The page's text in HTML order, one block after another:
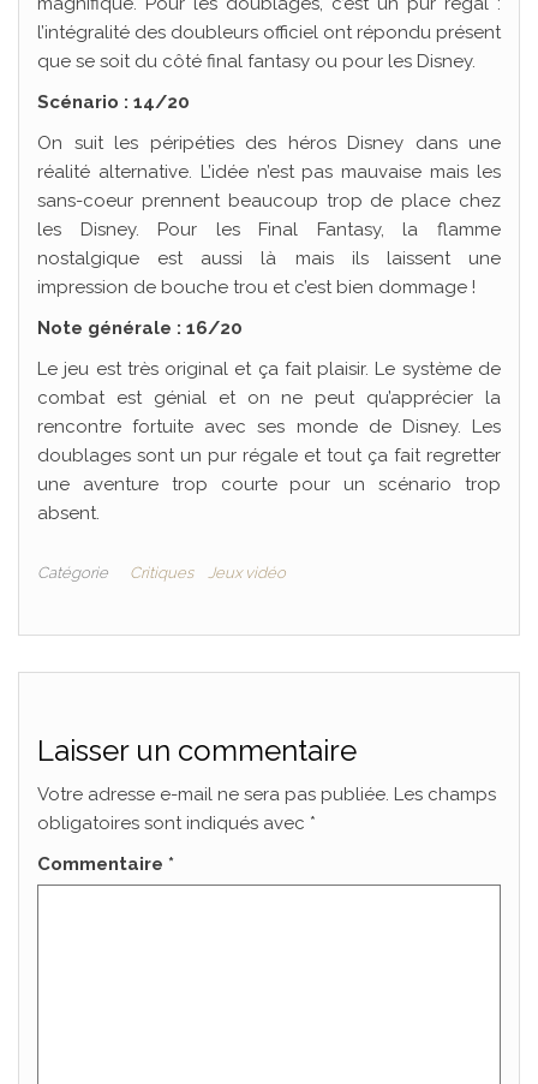
l’intégralité des doubleurs officiel ont répondu présent
que se soit du côté final fantasy ou pour les Disney.
Scénario : 14/20
On suit les péripéties des héros Disney dans une
réalité alternative. L’idée n’est pas mauvaise mais les
sans-coeur prennent beaucoup trop de place chez
les Disney. Pour les Final Fantasy, la flamme
nostalgique est aussi là mais ils laissent une
impression de bouche trou et c’est bien dommage !
Note générale : 16/20
Le jeu est très original et ça fait plaisir. Le système de
combat est génial et on ne peut qu’apprécier la
rencontre fortuite avec ses monde de Disney. Les
doublages sont un pur régale et tout ça fait regretter
une aventure trop courte pour un scénario trop
absent.
Catégorie Critiques Jeux vidéo
Laisser un commentaire
Votre adresse e-mail ne sera pas publiée. Les champs
obligatoires sont indiqués avec *
Commentaire *